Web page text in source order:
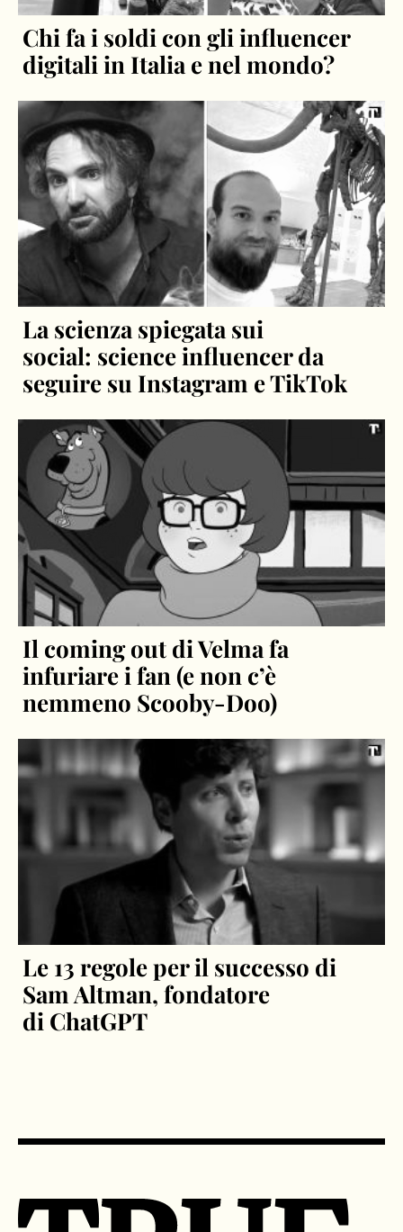
Chi fa i soldi con gli influencer
digitali in Italia e nel mondo?
La scienza spiegata sui
social: science influencer da
seguire su Instagram e TikTok
Il coming out di Velma fa
infuriare i fan (e non c’è
nemmeno Scooby-Doo)
Le 13 regole per il successo di
Sam Altman, fondatore
di ChatGPT